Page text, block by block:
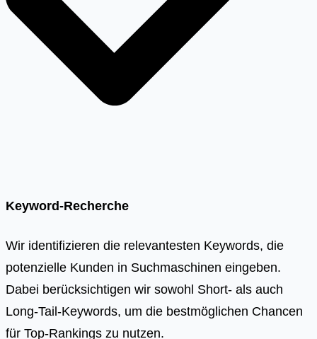
Keyword-Recherche
Wir identifizieren die relevantesten Keywords, die
potenzielle Kunden in Suchmaschinen eingeben.
Dabei berücksichtigen wir sowohl Short- als auch
Long-Tail-Keywords, um die bestmöglichen Chancen
für Top-Rankings zu nutzen.